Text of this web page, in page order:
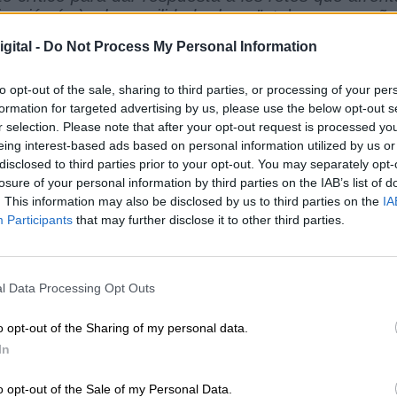
- Do Not Process My Personal Information
opt-out of the sale, sharing to third parties, or processing of your
for targeted advertising by us, please use the below opt-out
selection. Please note that after your opt-out request is processed
interest-based ads based on personal information utilized by us
to third parties prior to your opt-out. You may separately
of your personal information by third parties on the IAB’s list of
This information may also be disclosed by us to third parties on the
Participants that may further disclose it to other third parties.
Data Processing Opt Outs
opt-out of the Sharing of my personal data.
opt-out of the Sale of my Personal Data.
(...) y la movilidad urbana”,tal y como
de la circulación ferroviaria española
más de 3.500 millones de eurosen la
de este proyecto es Renfe, cuyas principales
son: la automatización inteligente de
y almacenamiento en la nube, aplicaciones
de gestión de relaciones con el cliente y
denominados “servicios factoriales”. Estos
llevarse a cabo, sin problema,desde
supuesto la Covid para la economía ha generado
que durante estos meses muchos españoles
buscando la distancia social y la
del
Centro de Competencias Digitales
Isaías Táboas, ha anunciado su puesta en
la empresa Renfe a través de su cuenta de
almacenamiento y procesamiento de